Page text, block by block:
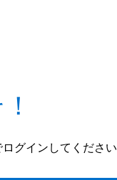
グインしてくださ